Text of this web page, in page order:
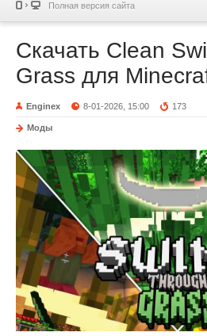
Полная версия сайта
Скачать Clean
Grass для
Enginex 8-01-2026, 15:00 173
Моды